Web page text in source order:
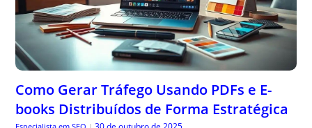
Como Gerar Tráfego Usando PDFs e E-
books Distribuídos de Forma Estratégica